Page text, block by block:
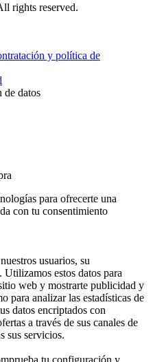
rights reserved.
y política de
de datos
para ofrecerte una
con tu consentimiento
usuarios, su
estos datos para
web y mostrarte publicidad y
para analizar las estadísticas de
datos encriptados con
a través de sus canales de
sus servicios.
tu configuración y